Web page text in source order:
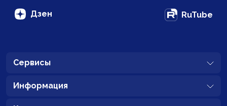
Дзен RuTube
Сервисы
Информация